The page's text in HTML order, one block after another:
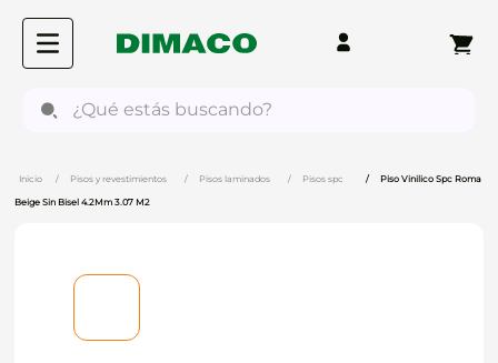
Pisos y revestimientos Pisos laminados Pisos spc Piso Vinilico Spc Roma
Beige Sin Bisel 4.2Mm 3.07 M2